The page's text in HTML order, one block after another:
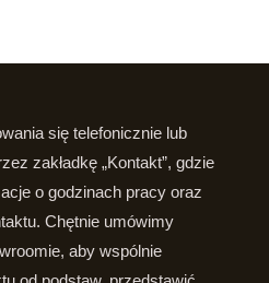
się telefonicznie lub
zakładkę „Kontakt”, gdzie
o godzinach pracy oraz
Chętnie umówimy
aby wspólnie